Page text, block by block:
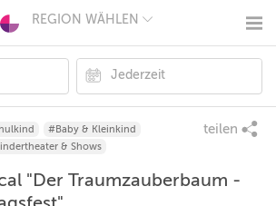
REGION WÄHLEN
MÜNCHEN
HAMBURG
FRANKFURT
KÖLN
DÜSSELDORF
STUTTGART
HANNOVER
LEIPZIG
#Baby & Kleinkind
& Shows
teilen
"Der Traumzauberbaum -